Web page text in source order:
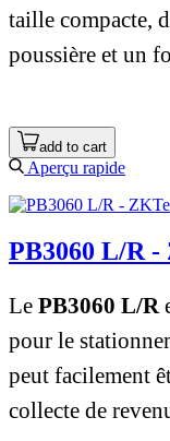
taille compacte,
poussière et un
add to cart
Aperçu rapide
PB3060 L/R -
Le PB3060 L/R
pour le
peut facilement
collecte de